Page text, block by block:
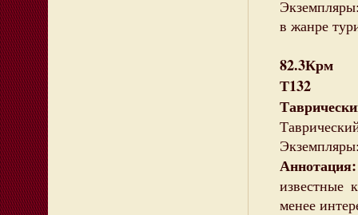
в жанре
82.3Крм
Т132
Аннотация:
известные
менее